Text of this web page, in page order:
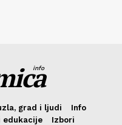
info
grad i ljudi
Info
edukacije Izbori